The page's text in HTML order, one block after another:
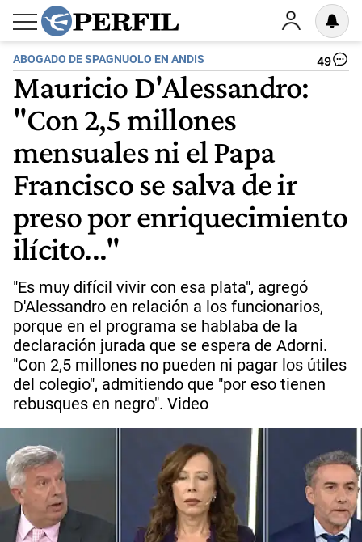
ABOGADO DE SPAGNUOLO EN ANDIS 49
Mauricio D'Alessandro:
"Con 2,5 millones
mensuales ni el Papa
Francisco se salva de ir
preso por enriquecimiento
ilícito..."
"Es muy difícil vivir con esa plata", agregó
D'Alessandro en relación a los funcionarios,
porque en el programa se hablaba de la
declaración jurada que se espera de Adorni.
"Con 2,5 millones no pueden ni pagar los útiles
del colegio", admitiendo que "por eso tienen
rebusques en negro". Video